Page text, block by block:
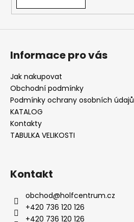
Informace pro vás
Jak nakupovat
Obchodní podmínky
Podmínky ochrany osobních údajů
KATALOG
Kontakty
TABULKA VELIKOSTI
Kontakt
obchod@holfcentrum.cz
+420 736 120 126
+420 736 120 126